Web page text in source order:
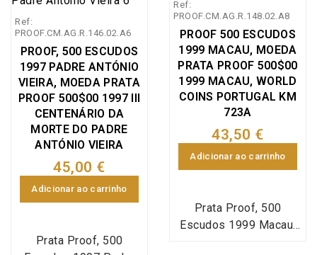
comemorativa dos
XXIV Jogos Olímpicos
emissão especial da
Imprensa Nacional Casa
da Moeda (INCM),
World Coins Portugal
KM#643a (Silver Proof)
Nacional Casa da
Moeda (INCM), World
Coins Portugal
KM#701a (Silver
Proof). António Vieira
nasceu em Lisboa, Sé, 6
de fevereiro de 1608 e
morreu em Salvador, 18
de julho de 1697, mais
conhecido como Padre
orador português da
Companhia de Jesus,
Ref:
PROOF.CM.AG.R.146.02.A6
PROOF, 500 ESCUDOS
1997 PADRE ANTÓNIO
VIEIRA, MOEDA PRATA
PROOF 500$00 1997 III
CENTENÁRIO DA
MORTE DO PADRE
ANTÓNIO VIEIRA
45,00 €
Adicionar ao carrinho
Prata Proof, 500
Ref:
PROOF.CM.AG.R.148.02.A8
PROOF 500 ESCUDOS
1999 MACAU, MOEDA
PRATA PROOF 500$00
1999 MACAU, WORLD
COINS PORTUGAL KM
723A
43,50 €
Adicionar ao carrinho
Prata Proof, 500
Escudos 1999 Macau,